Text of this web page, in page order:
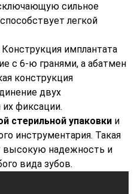
сильное
легкой
Конструкция имплантата
с 6-ю гранями, а абатмен
конструкция
двух
фиксации.
стерильной упаковки и
инструментария. Такая
высокую надежность и
вида зубов.